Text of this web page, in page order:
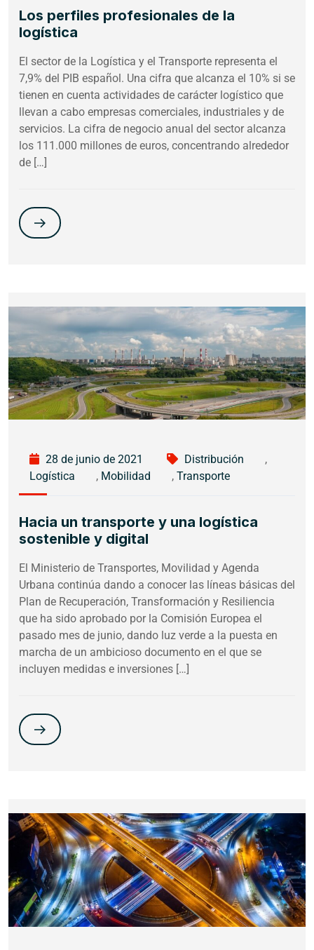
Los perfiles profesionales de la
logística
El sector de la Logística y el Transporte representa el
7,9% del PIB español. Una cifra que alcanza el 10% si se
tienen en cuenta actividades de carácter logístico que
llevan a cabo empresas comerciales, industriales y de
servicios. La cifra de negocio anual del sector alcanza
los 111.000 millones de euros, concentrando alrededor
de […]
28 de junio de 2021 Distribución
,
Logística
, Mobilidad , Transporte
Hacia un transporte y una logística
sostenible y digital
El Ministerio de Transportes, Movilidad y Agenda
Urbana continúa dando a conocer las líneas básicas del
Plan de Recuperación, Transformación y Resiliencia
que ha sido aprobado por la Comisión Europea el
pasado mes de junio, dando luz verde a la puesta en
marcha de un ambicioso documento en el que se
incluyen medidas e inversiones […]